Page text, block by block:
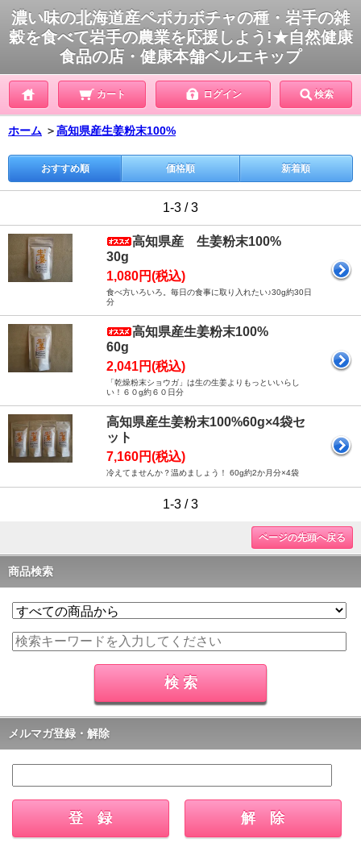
濃い味の北海道産ペポカボチャの種・岩手の雑
穀を食べて岩手の農業を応援しよう!★自然健康
食品の店・健康本舗ベルエキップ
カート ログイン 検索
ホーム ＞高知県産生姜粉末100%
おすすめ順 価格順 新着順
1-3 / 3
高知県産 生姜粉末100%
30g
1,080円(税込)
食べ方いろいろ。毎日の食事に取り入れたい♪30g約30日
分
高知県産生姜粉末100%
60g
2,041円(税込)
「乾燥粉末ショウガ」は生の生姜よりもっといいらし
い！６０g約６０日分
高知県産生姜粉末100%60g×4袋セ
ット
7,160円(税込)
冷えてませんか？温めましょう！ 60g約2か月分×4袋
1-3 / 3
ページの先頭へ戻る
商品検索
メルマガ登録・解除